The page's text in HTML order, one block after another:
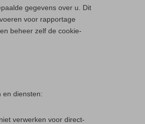
gegevens over u. Dit
voor rapportage
beheer zelf de cookie-
en diensten:
verwerken voor direct-